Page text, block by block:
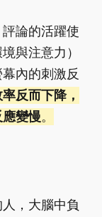
論的活躍使
與注意力）
內的刺激反
反而下降，
變慢。
，大腦中負